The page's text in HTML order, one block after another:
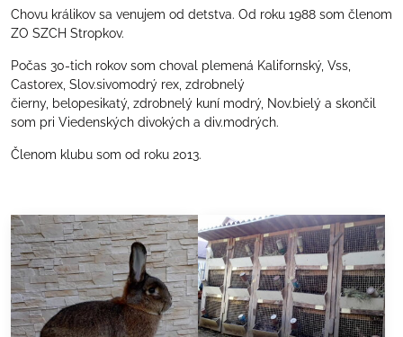
Chovu králikov sa venujem od detstva. Od roku 1988 som členom
ZO SZCH Stropkov.
Počas 30-tich rokov som choval plemená Kalifornský, Vss,
Castorex, Slov.sivomodrý rex, zdrobnelý
čierny, belopesikatý, zdrobnelý kuní modrý, Nov.bielý a skončil
som pri Viedenských divokých a div.modrých.
Členom klubu som od roku 2013.